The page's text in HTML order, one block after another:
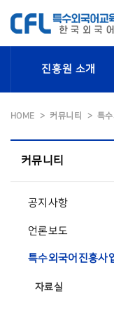
진흥원 소개
HOME 커뮤니티 특
커뮤니티
공지사항
언론보도
특수외국어진흥사
자료실